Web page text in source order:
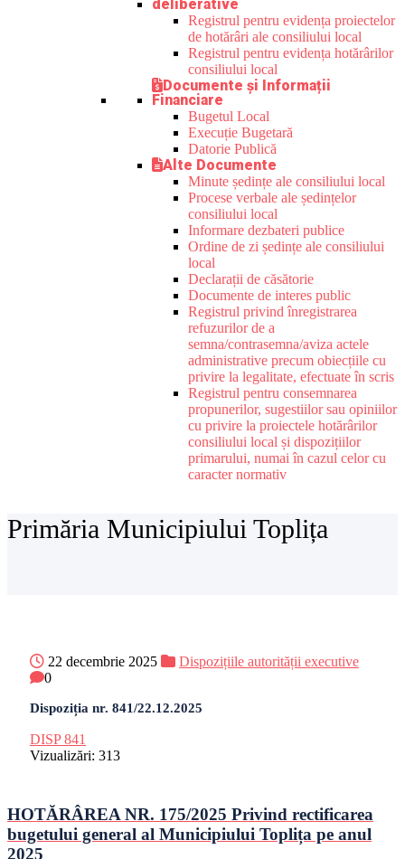
deliberative
Registrul pentru evidența proiectelor
de hotărâri ale consiliului local
Registrul pentru evidența hotărârilor
consiliului local
Documente și Informații
Financiare
Bugetul Local
Execuție Bugetară
Datorie Publică
Alte Documente
Minute ședințe ale consiliului local
Procese verbale ale ședințelor
consiliului local
Informare dezbateri publice
Ordine de zi ședințe ale consiliului
local
Declarații de căsătorie
Documente de interes public
Registrul privind înregistrarea
refuzurilor de a
semna/contrasemna/aviza actele
administrative precum obiecțiile cu
privire la legalitate, efectuate în scris
Registrul pentru consemnarea
propunerilor, sugestiilor sau opiniilor
cu privire la proiectele hotărârilor
consiliului local și dispozițiilor
primarului, numai în cazul celor cu
caracter normativ
Primăria Municipiului Toplița
22 decembrie 2025
Dispozițiile autorității executive
0
Dispoziția nr. 841/22.12.2025
DISP 841
Vizualizări: 313
HOTĂRÂREA NR. 175/2025 Privind rectificarea
bugetului general al Municipiului Toplița pe anul
2025